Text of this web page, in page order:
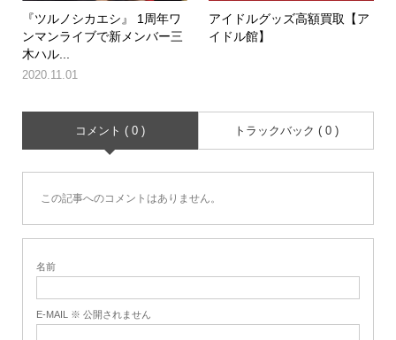
『ツルノシカエシ』 1周年ワ
ンマンライブで新メンバー三
木ハル...
2020.11.01
アイドルグッズ高額買取【ア
イドル館】
コメント ( 0 ) トラックバック ( 0 )
この記事へのコメントはありません。
名前
E-MAIL ※ 公開されません